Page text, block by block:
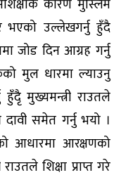
भएको उल्लेखगर्नु हुँदै
जोड दिन आग्रह गर्नु
मुल धारमा ल्याउनु
मुख्यमन्त्री राउतले
समेत गर्नु भयो ।
आधारमा आरक्षणको
शिक्षा प्राप्त गरे